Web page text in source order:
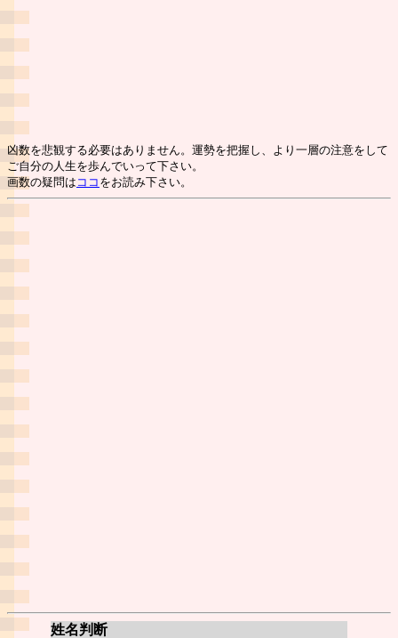
凶数を悲観する必要はありません。運勢を把握し、より一層の注意をして
ご自分の人生を歩んでいって下さい。
画数の疑問は ココ をお読み下さい。
姓名判断